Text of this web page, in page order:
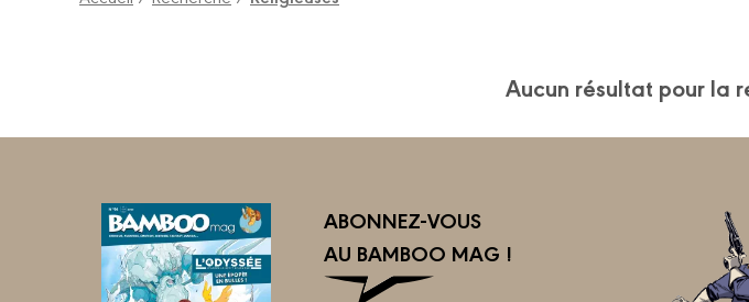
Aucun résultat pour la
ABONNEZ-VOUS
AU BAMBOO MAG !